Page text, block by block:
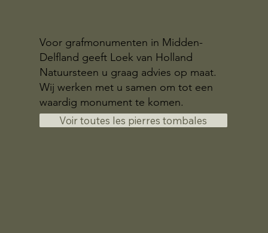
Voor grafmonumenten in Midden-
Delfland geeft Loek van Holland
Natuursteen u graag advies op maat.
Wij werken met u samen om tot een
waardig monument te komen.
Voir toutes les pierres tombales